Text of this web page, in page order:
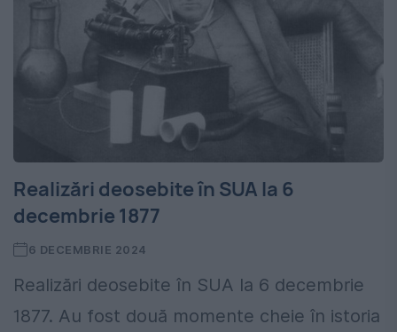
Realizări deosebite în SUA la 6
decembrie 1877
6 DECEMBRIE 2024
Realizări deosebite în SUA la 6 decembrie
1877. Au fost două momente cheie în istoria